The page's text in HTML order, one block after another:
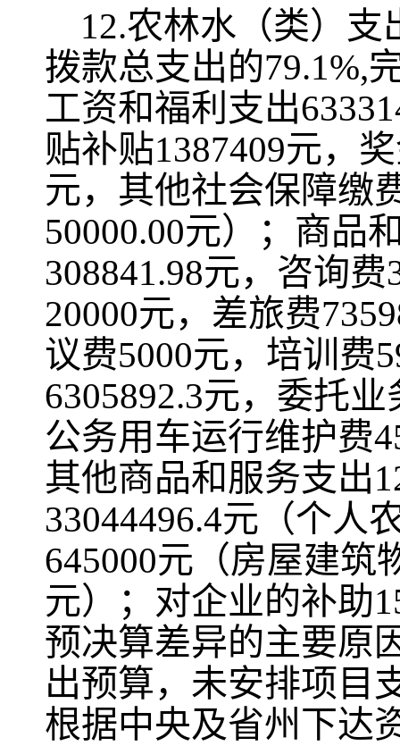
12.农林水（类）支
拨款总支出的79.1%,
工资和福利支出
贴补贴1387409元，
元，其他社会保障缴
50000.00元）；商品
308841.98元，咨询
20000元，差旅费
议费5000元，培训费
6305892.3元，委托
公务用车运行维护费
其他商品和服务支出
33044496.4元（个人
645000元（房屋建筑
元）；对企业的补助
预决算差异的主要原
出预算，未安排项目
根据中央及省州下达